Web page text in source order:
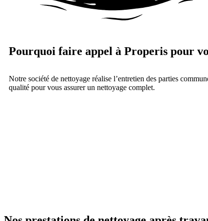
Pourquoi faire appel à Properis pour
Notre société de nettoyage réalise l’entretien des parties
qualité pour vous assurer un nettoyage complet.